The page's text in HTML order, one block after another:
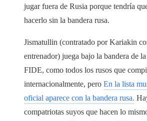
jugar fuera de Rusia porque tendría
hacerlo sin la bandera rusa.
Jismatullin (contratado por Kariakin
entrenador) juega bajo la bandera de la
FIDE, como todos los rusos que
internacionalmente, pero En la lista
oficial aparece con la bandera rusa.
compatriotas suyos que hacen lo